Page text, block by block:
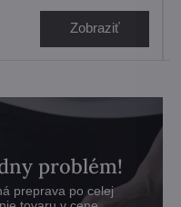
Zobraziť
problém!
preprava po celej